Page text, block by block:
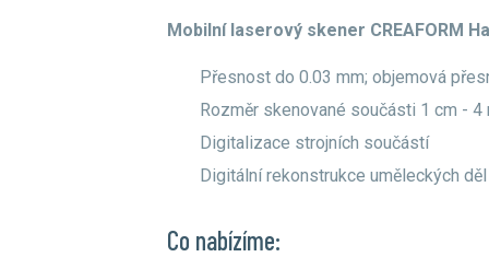
Mobilní laserový skener CREAFORM
Přesnost do 0.03 mm; objemová
Rozměr skenované součásti 1 cm - 4
Digitalizace strojních součástí
Digitální rekonstrukce uměleckých děl
Co nabízíme: